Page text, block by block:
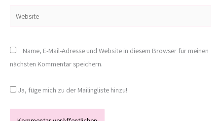
Name, E-Mail-Adresse und Website in diesem Browser für meinen
nächsten Kommentar speichern.
Ja, füge mich zu der Mailingliste hinzu!